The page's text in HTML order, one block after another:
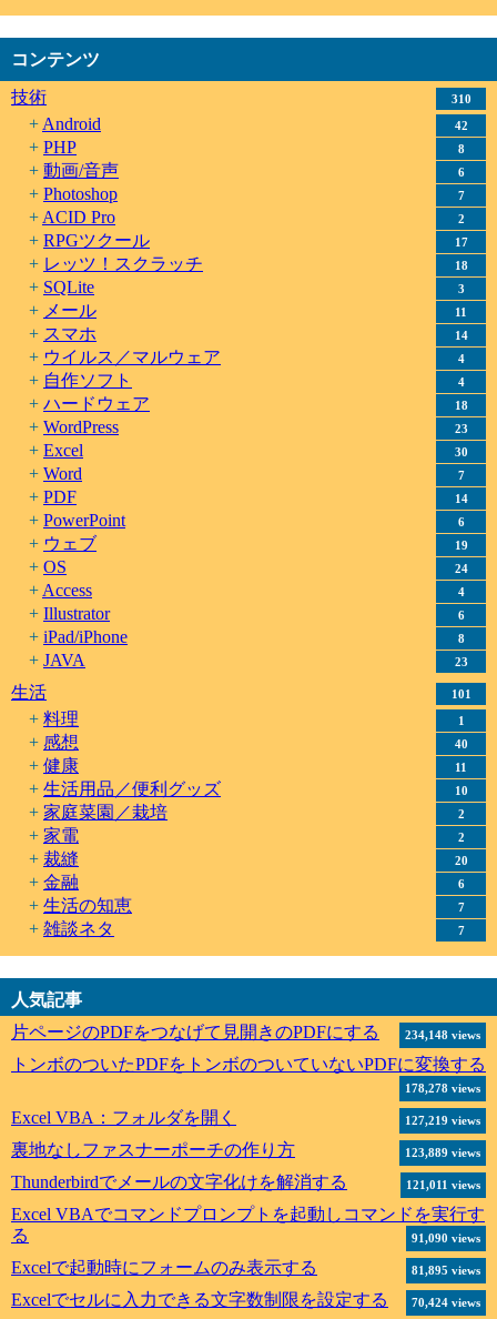
コンテンツ
技術
310
Android 42
PHP 8
動画/音声 6
Photoshop 7
ACID Pro 2
RPGツクール 17
レッツ！スクラッチ 18
SQLite 3
メール 11
スマホ 14
ウイルス／マルウェア 4
自作ソフト 4
ハードウェア 18
WordPress 23
Excel 30
Word 7
PDF 14
PowerPoint 6
ウェブ 19
OS 24
Access 4
Illustrator 6
iPad/iPhone 8
JAVA 23
生活 101
料理 1
感想 40
健康 11
生活用品／便利グッズ 10
家庭菜園／栽培 2
家電 2
裁縫 20
金融 6
生活の知恵 7
雑談ネタ 7
人気記事
片ページのPDFをつなげて見開きのPDFにする
234,148 views
トンボのついたPDFをトンボのついていないPDFに変換する
178,278 views
Excel VBA：フォルダを開く 127,219 views
裏地なしファスナーポーチの作り方 123,889 views
Thunderbirdでメールの文字化けを解消する 121,011 views
Excel VBAでコマンドプロンプトを起動しコマンドを実行す
る
91,090 views
Excelで起動時にフォームのみ表示する 81,895 views
Excelでセルに入力できる文字数制限を設定する 70,424 views